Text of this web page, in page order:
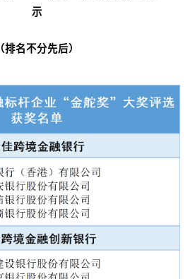
示
（排名不分先后）